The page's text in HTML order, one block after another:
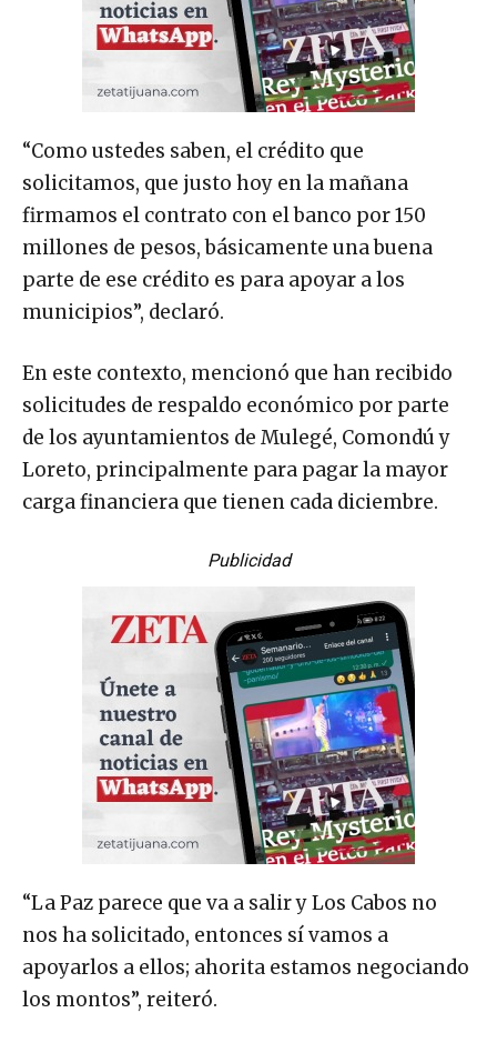
“Como ustedes saben, el crédito que
solicitamos, que justo hoy en la mañana
firmamos el contrato con el banco por 150
millones de pesos, básicamente una buena
parte de ese crédito es para apoyar a los
municipios”, declaró.
En este contexto, mencionó que han recibido
solicitudes de respaldo económico por parte
de los ayuntamientos de Mulegé, Comondú y
Loreto, principalmente para pagar la mayor
carga financiera que tienen cada diciembre.
Publicidad
“La Paz parece que va a salir y Los Cabos no
nos ha solicitado, entonces sí vamos a
apoyarlos a ellos; ahorita estamos negociando
los montos”, reiteró.